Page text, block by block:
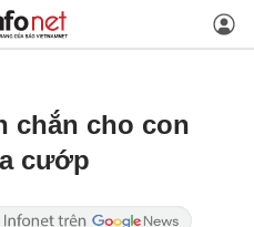
chắn cho con
cướp